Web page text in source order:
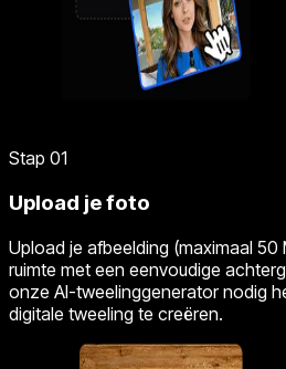
Stap 01
Upload je foto
Upload je afbeelding (maximaal 50
ruimte met een eenvoudige
onze AI-tweelinggenerator nodig
digitale tweeling te creëren.